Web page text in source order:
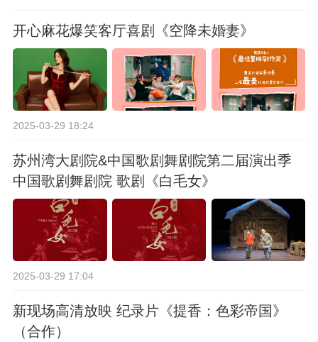
开心麻花爆笑客厅喜剧《空降未婚妻》
2025-03-29 18:24
苏州湾大剧院&中国歌剧舞剧院第二届演出季
中国歌剧舞剧院 歌剧《白毛女》
2025-03-29 17:04
新现场高清放映 纪录片《提香：色彩帝国》
（合作）